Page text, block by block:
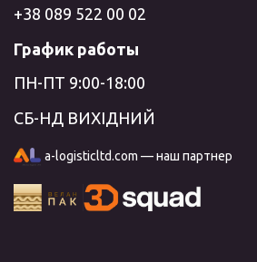
+38 089 522 00 02
График работы
ПН-ПТ 9:00-18:00
СБ-НД ВИХІДНИЙ
a-logisticltd.com — наш партнер